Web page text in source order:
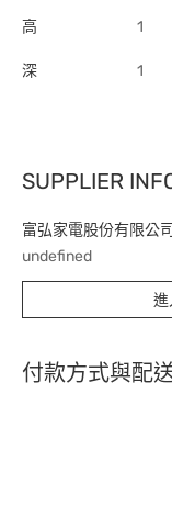
高 1
深 1
SUPPLIER
富弘家電股份有限公司
undefined
進
付款方式與配